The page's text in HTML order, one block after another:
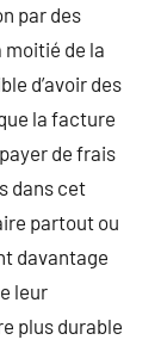
par des
de la
d’avoir des
la facture
de frais
dans cet
partout ou
davantage
leur
plus durable